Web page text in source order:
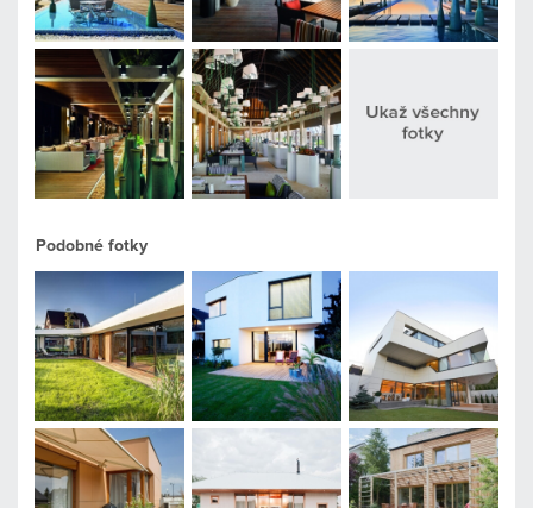
Podobné fotky